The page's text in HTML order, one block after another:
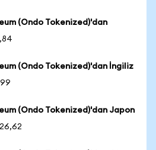
(Ondo Tokenized)'dan
(Ondo Tokenized)'dan İngiliz
(Ondo Tokenized)'dan Japon